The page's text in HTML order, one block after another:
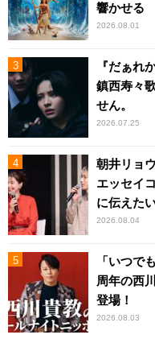
響かせる
2026.08.01
『だぁれ
鎮西寿々
せん。
2026.07.25
朝井リョ
エッセイ
に伝えた
2026.08.04
「いつで
周年の西
登場！
2026.08.03